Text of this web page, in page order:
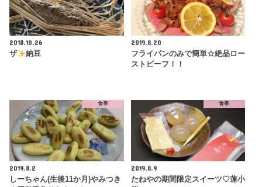
2018.10.26
ザ
納豆
2019.8.20
フライパンのみで簡単☆絶品ロー
ストビーフ！！
食事
2019.8.2
しーちゃん(生後11か月)やみつき
食事
2019.8.9
たねやの期間限定スイーツ♡蓮小